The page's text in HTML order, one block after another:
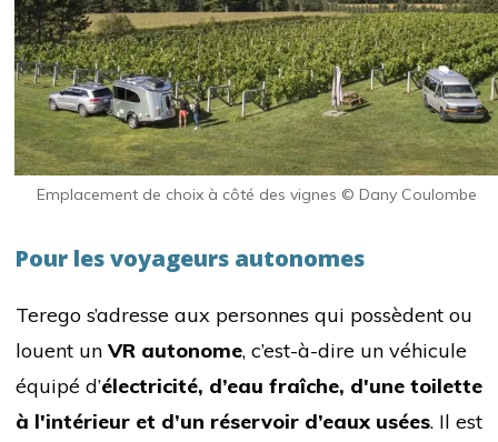
Emplacement de choix à côté des vignes © Dany Coulombe
Pour les voyageurs autonomes
Terego s’adresse aux personnes qui possèdent ou
louent un VR autonome, c’est-à-dire un véhicule
équipé d’électricité, d’eau fraîche, d'une toilette
à l'intérieur et d’un réservoir d’eaux usées. Il est